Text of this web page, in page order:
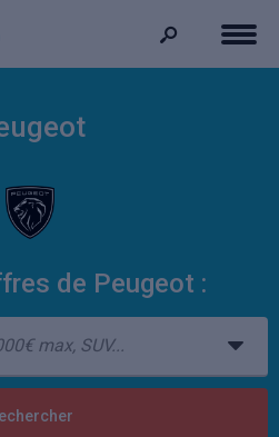
de Peugeot :